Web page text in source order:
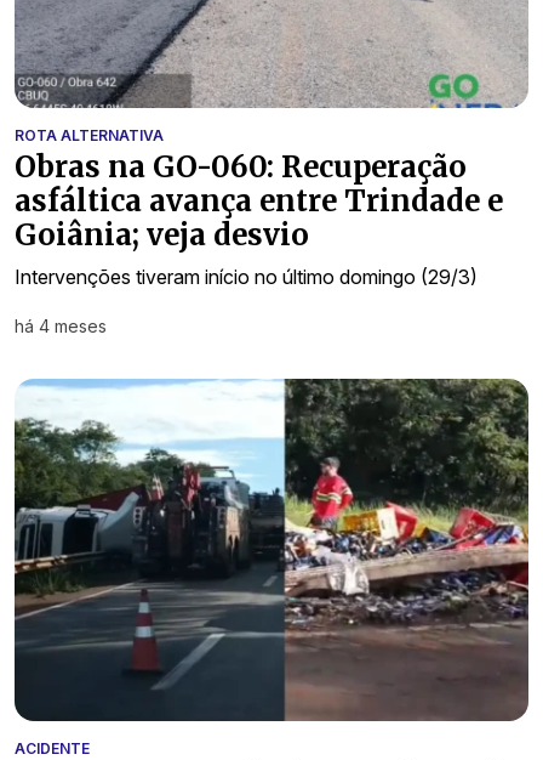
ROTA ALTERNATIVA
Obras na GO-060: Recuperação
asfáltica avança entre Trindade e
Goiânia; veja desvio
Intervenções tiveram início no último domingo (29/3)
há 4 meses
ACIDENTE